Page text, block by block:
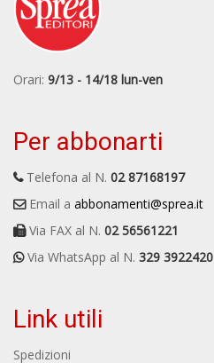
Orari: 9/13 - 14/18 lun-ven
Per abbonarti
Telefona al N. 02 87168197
Email a abbonamenti@sprea.it
Via FAX al N. 02 56561221
Via WhatsApp al N. 329 3922420
Link utili
Spedizioni